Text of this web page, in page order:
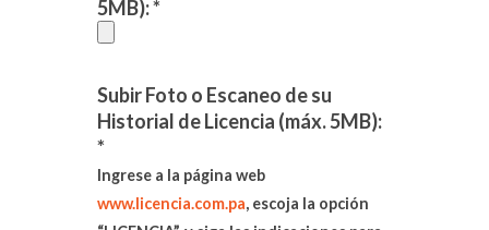
5MB): *
Subir Foto o Escaneo de su
Historial de Licencia (máx. 5MB):
*
Ingrese a la página web
www.licencia.com.pa, escoja la opción